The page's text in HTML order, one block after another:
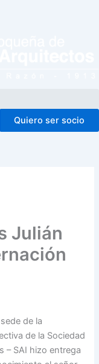
Quiero ser socio
Julián
de la
de la Sociedad
– SAI hizo entrega